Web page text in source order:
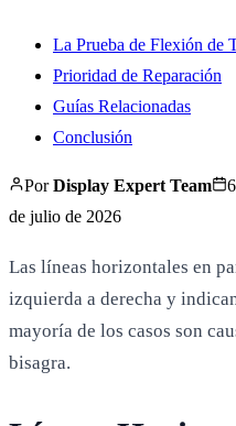
La Prueba de Flexión de
Prioridad de Reparación
Guías Relacionadas
Conclusión
PorDisplay Expert Team
de julio de 2026
Las líneas horizontales en
izquierda a derecha y
mayoría de los casos son
bisagra.